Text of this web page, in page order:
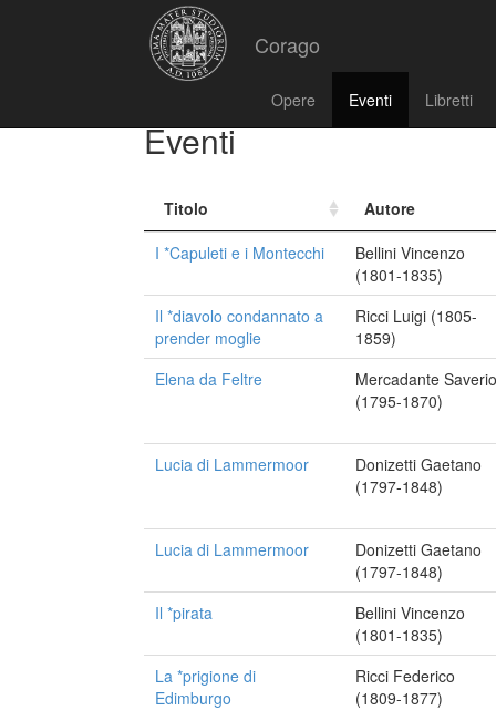
Corago
Opere Eventi Libretti
Eventi
Titolo
Autore
I *Capuleti e i Montecchi
Bellini Vincenzo
(1801-1835)
Il *diavolo condannato a
prender moglie
Ricci Luigi (1805-
1859)
Elena da Feltre
Mercadante Saverio
(1795-1870)
Lucia di Lammermoor
Donizetti Gaetano
(1797-1848)
Lucia di Lammermoor
Donizetti Gaetano
(1797-1848)
Il *pirata
Bellini Vincenzo
(1801-1835)
La *prigione di
Edimburgo
Ricci Federico
(1809-1877)